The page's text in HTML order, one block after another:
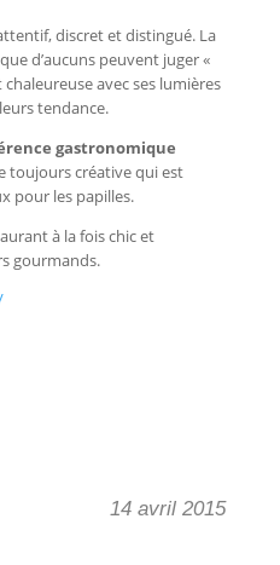
discret et distingué. La
d’aucuns peuvent juger «
avec ses lumières
tendance.
gastronomique
toujours créative qui est
pour les papilles.
à la fois chic et
gourmands.
14 avril 2015